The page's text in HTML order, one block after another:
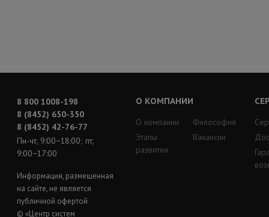
8 800 1008-198
8 (8452) 650-350
8 (8452) 42-76-77
Пн-чт, 9:00−18:00; пт,
9:00−17:00
Информация, размещенная
на сайте, не является
публичной офертой
© «Центр систем
О КОМПАНИИ
О компании
Этапы
развития
Философия
Вакансии